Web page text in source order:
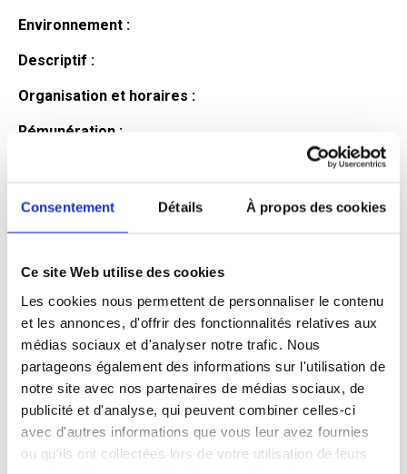
Consentement Détails À propos des cookies
Ce site Web utilise des cookies
Les cookies nous permettent de personnaliser le contenu
et les annonces, d'offrir des fonctionnalités relatives aux
médias sociaux et d'analyser notre trafic. Nous
partageons également des informations sur l'utilisation de
notre site avec nos partenaires de médias sociaux, de
publicité et d'analyse, qui peuvent combiner celles-ci
avec d'autres informations que vous leur avez fournies
ou qu'ils ont collectées lors de votre utilisation de leurs
Environnement :
Descriptif :
Organisation et horaires :
Rémunération :
Profil du
candidat
Qualifications et diplômes :
Profil recherché :
Expérience :